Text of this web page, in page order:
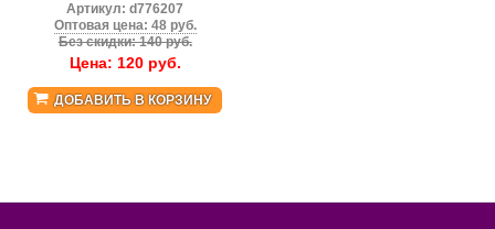
Артикул:d776207
Оптовая цена: 48 руб.
Без скидки: 140 руб.
Цена: 120руб.
ДОБАВИТЬ В КОРЗИНУ